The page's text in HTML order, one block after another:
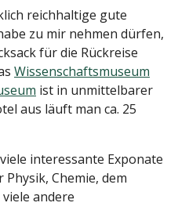
reichhaltige gute
zu mir nehmen dürfen,
für die Rückreise
Wissenschaftsmuseum
ist in unmittelbarer
aus läuft man ca. 25
interessante Exponate
Chemie, dem
andere